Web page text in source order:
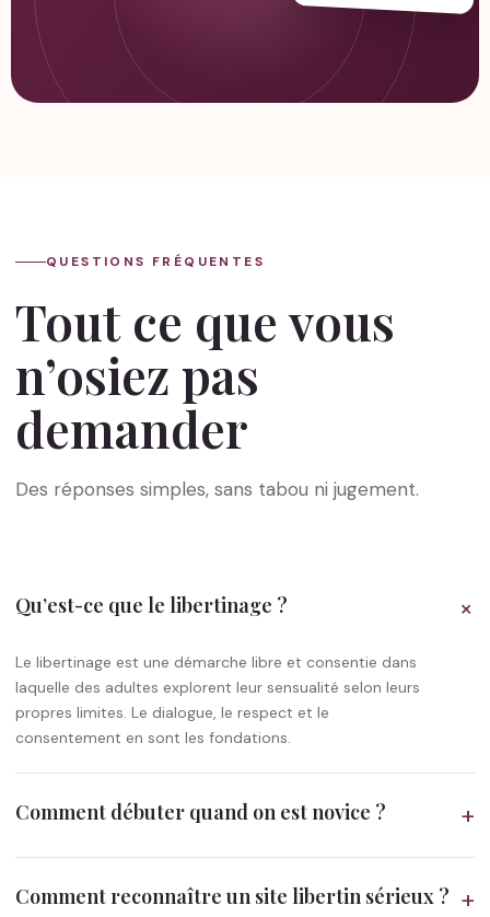
QUESTIONS FRÉQUENTES
Tout ce que vous
n’osiez pas
demander
Des réponses simples, sans tabou ni jugement.
Qu’est-ce que le libertinage ? +
Le libertinage est une démarche libre et consentie dans
laquelle des adultes explorent leur sensualité selon leurs
propres limites. Le dialogue, le respect et le
consentement en sont les fondations.
Comment débuter quand on est novice ? +
Comment reconnaître un site libertin sérieux ? +